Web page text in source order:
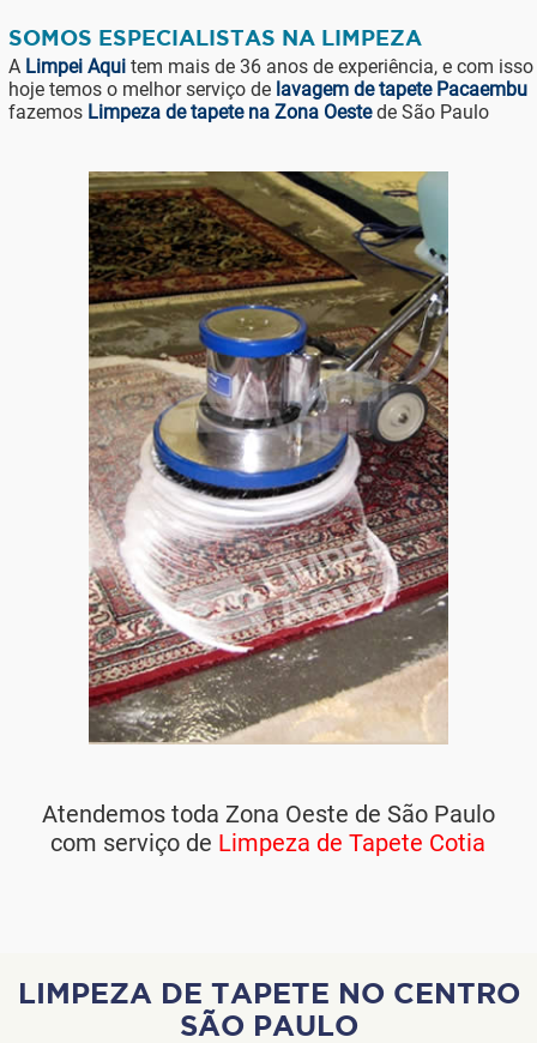
SOMOS ESPECIALISTAS NA LIMPEZA
A Limpei Aquitem mais de 36 anos de experiência, e com isso
hoje temos o melhor serviço de lavagem de tapete Pacaembu
fazemos Limpeza de tapete na Zona Oestede São Paulo
Atendemos toda Zona Oeste de São Paulo
com serviço de Limpeza de Tapete Cotia
LIMPEZA DE TAPETE NO CENTRO
SÃO PAULO